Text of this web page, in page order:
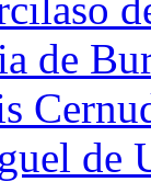
de
de